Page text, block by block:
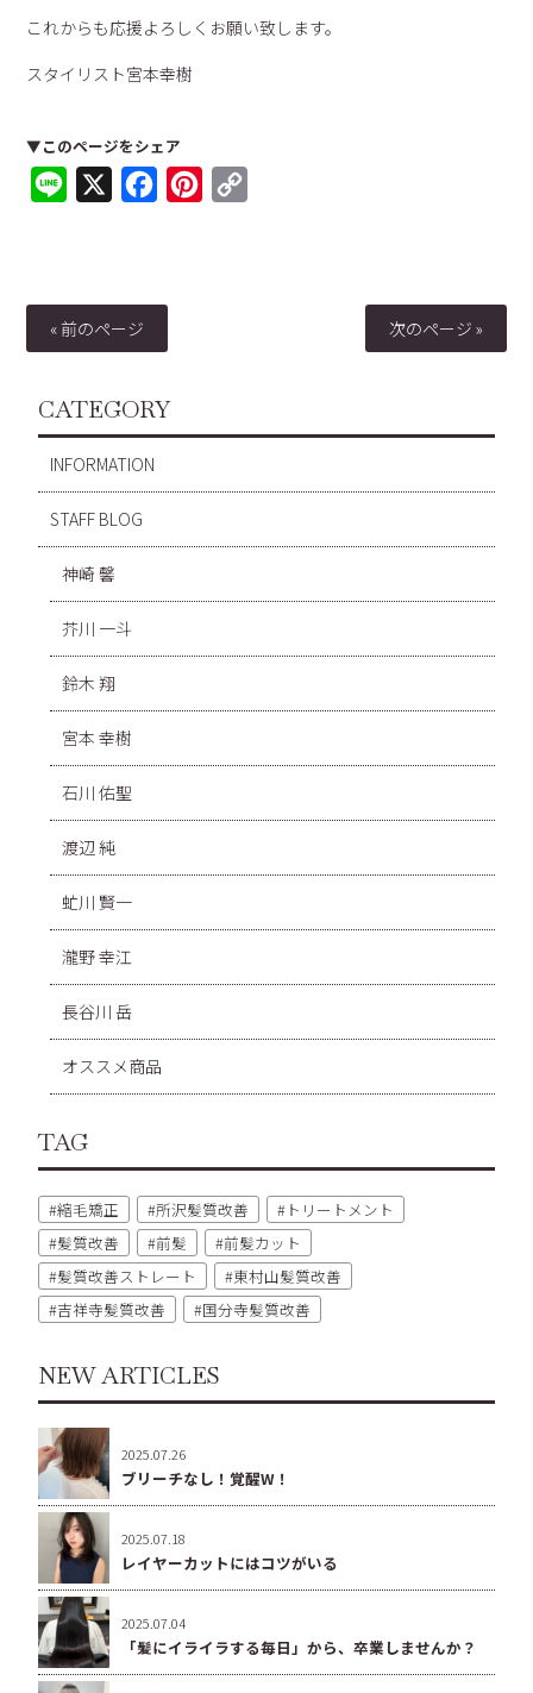
これからも応援よろしくお願い致します。
スタイリスト宮本幸樹
▼このページをシェア
Line FacebookPinterest
« 前のページ 次のページ »
CATEGORY
INFORMATION
STAFF BLOG
神崎 馨
芥川 一斗
鈴木 翔
宮本 幸樹
石川 佑聖
渡辺 純
虻川 賢一
瀧野 幸江
長谷川 岳
オススメ商品
TAG
縮毛矯正 所沢髪質改善
トリートメント
髪質改善
前髪
前髪カット
髪質改善ストレート
東村山髪質改善
吉祥寺髪質改善
国分寺髪質改善
NEW ARTICLES
2025.07.26
ブリーチなし！覚醒W！
2025.07.18
レイヤーカットにはコツがいる
2025.07.04
「髪にイライラする毎日」から、卒業しませんか？